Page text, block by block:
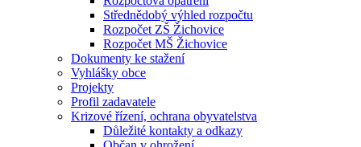
Střednědobý výhled rozpočtu
Rozpočet ZŠ Žichovice
Rozpočet MŠ Žichovice
Dokumenty ke stažení
Vyhlášky obce
Projekty
Profil zadavatele
Krizové řízení, ochrana obyvatelstva
Důležité kontakty a odkazy